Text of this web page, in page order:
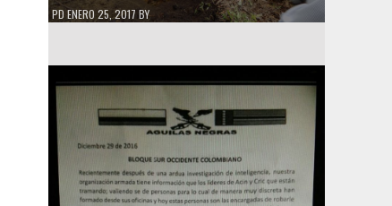
PDENERO 25, 2017 BY